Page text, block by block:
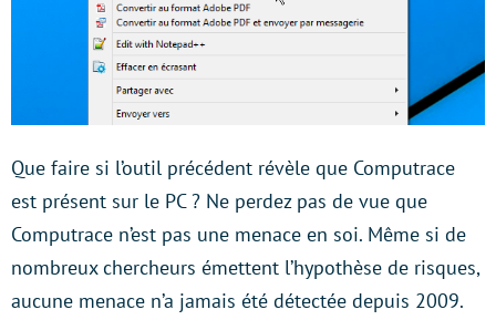
Que faire si l’outil précédent révèle que Computrace
est présent sur le PC ? Ne perdez pas de vue que
Computrace n’est pas une menace en soi. Même si de
nombreux chercheurs émettent l’hypothèse de risques,
aucune menace n’a jamais été détectée depuis 2009.